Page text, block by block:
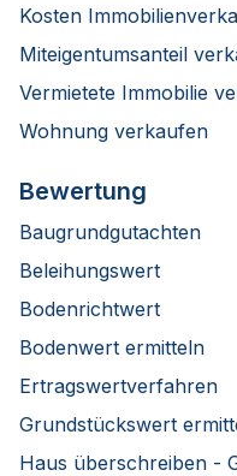
Kosten
Miteigentumsanteil
Vermietete Immobilie
Wohnung verkaufen
Bewertung
Baugrundgutachten
Beleihungswert
Bodenrichtwert
Bodenwert ermitteln
Ertragswertverfahren
Grundstückswert
Haus überschreiben -